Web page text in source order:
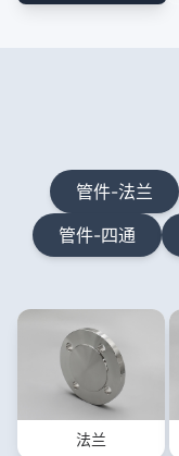
管件-法兰
管件-四通
法兰